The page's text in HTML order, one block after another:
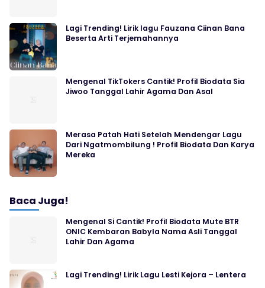
Lagi Trending! Lirik lagu Fauzana Ciinan Bana
Beserta Arti Terjemahannya
Mengenal TikTokers Cantik! Profil Biodata Sia
Jiwoo Tanggal Lahir Agama Dan Asal
Merasa Patah Hati Setelah Mendengar Lagu
Dari Ngatmombilung ! Profil Biodata Dan Karya
Mereka
Baca Juga!
Mengenal Si Cantik! Profil Biodata Mute BTR
ONIC Kembaran Babyla Nama Asli Tanggal
Lahir Dan Agama
Lagi Trending! Lirik Lagu Lesti Kejora – Lentera